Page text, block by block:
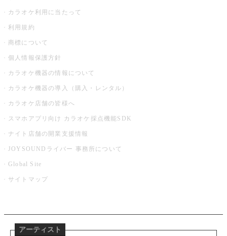
カラオケ利用に当たって
利用規約
商標について
個人情報保護方針
カラオケ機器の情報について
カラオケ機器の導入（購入・レンタル）
カラオケ店舗の皆様へ
スマホアプリ向け カラオケ採点機能SDK
ナイト店舗の開業支援情報
JOYSOUNDライバー 事務所について
Global Site
サイトマップ
アーティスト